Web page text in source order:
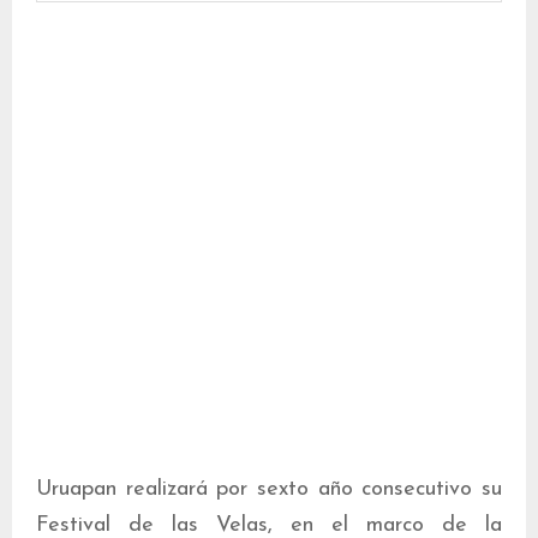
Uruapan realizará por sexto año consecutivo su
Festival de las Velas, en el marco de la